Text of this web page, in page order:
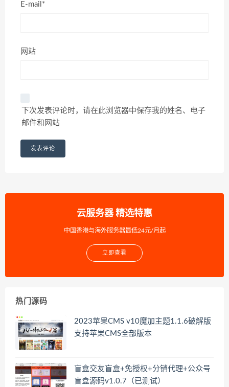
E-mail*
网站
下次发表评论时，请在此浏览器中保存我的姓名、电子
邮件和网站
云服务器 精选特惠
中国香港与海外服务器最低24元/月起
立即查看
热门源码
2023苹果CMS v10魔加主题1.1.6破解版
支持苹果CMS全部版本
盲盒交友盲盒+免授权+分销代理+公众号
盲盒源码v1.0.7（已测试）